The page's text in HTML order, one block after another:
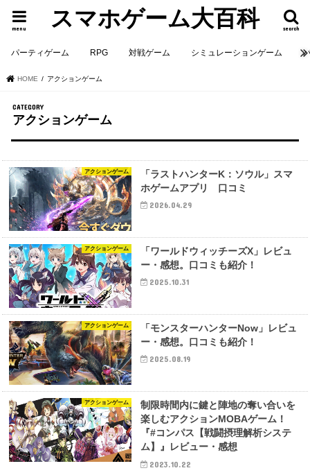
スマホゲーム大百科 search
menu
パーティゲーム RPG 対戦ゲーム シミュレーションゲーム
HOME アクションゲーム
アクションゲーム
アクションゲーム
「ラストハンターK：ソウル」スマ
ホゲームアプリ 口コミ
2026.04.29
アクションゲーム
「ワールドウィッチーズX」レビュ
ー・感想。口コミも紹介！
2025.10.31
アクションゲーム
「モンスターハンターNow」レビュ
ー・感想。口コミも紹介！
2025.08.19
アクションゲーム
制限時間内に鍵と陣地の奪い合いを
楽しむアクションMOBAゲーム！
『#コンパス【戦闘摂理解析システ
ム】』レビュー・感想
2023.10.22